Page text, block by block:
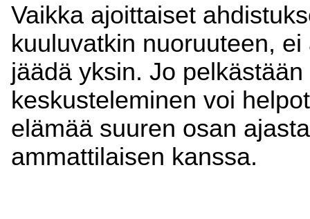
Vaikka ajoittaiset
kuuluvatkin nuoruuteen,
jäädä yksin. Jo
keskusteleminen voi
elämää suuren osan
ammattilaisen kanssa.